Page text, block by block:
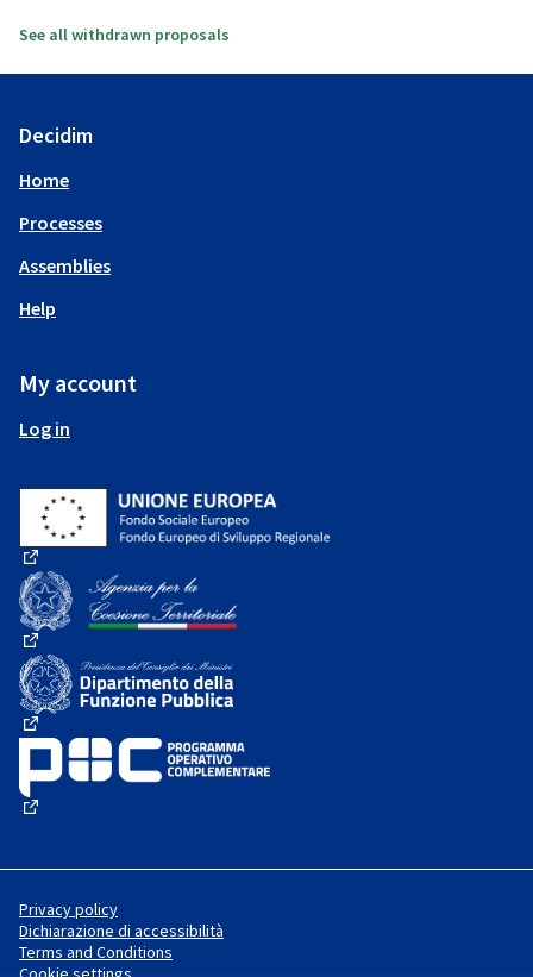
See all withdrawn proposals
Decidim
Home
Processes
Assemblies
Help
My account
Log in
(External link)
(External link)
(External link)
Privacy policy
Dichiarazione di accessibilità
Terms and Conditions